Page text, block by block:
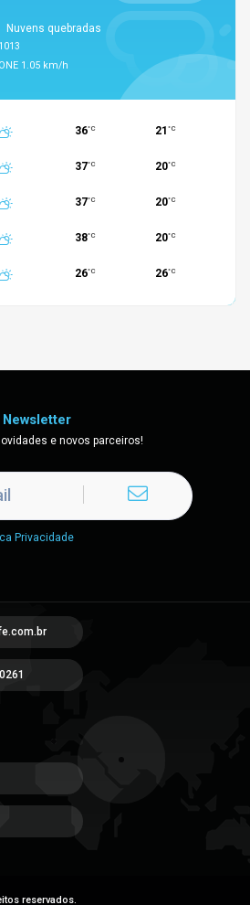
Nuvens quebradas
1013
ONE 1.05 km/h
36°C 21 °C
37°C 20°C
37°C 20°C
38°C 20°C
26°C 26°C
Newsletter
e novos parceiros!
Privacidade
reservados.